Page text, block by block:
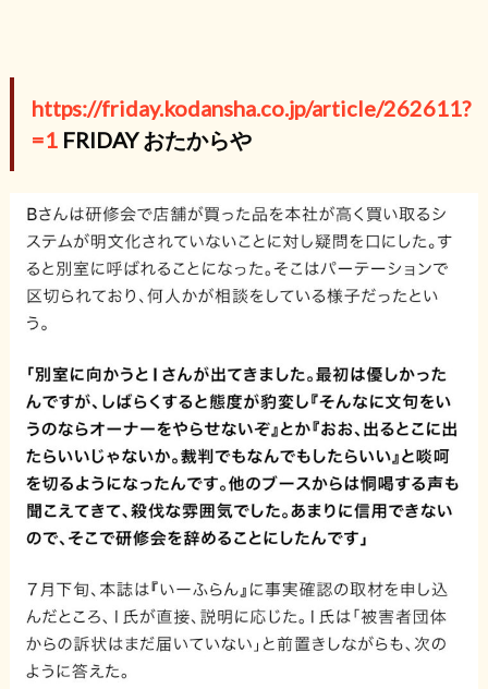
https://friday.kodansha.co.jp/article/262611?
=1FRIDAY おたからや